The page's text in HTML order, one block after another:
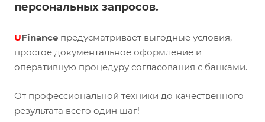
персональных запросов.
UFinance предусматривает выгодные условия,
простое документальное оформление и
оперативную процедуру согласования с банками.
От профессиональной техники до качественного
результата всего один шаг!